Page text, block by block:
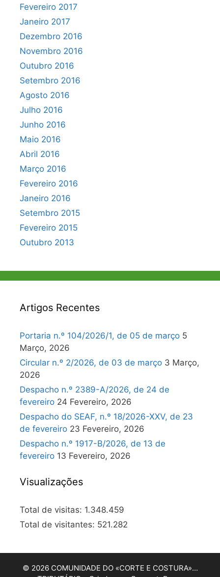
Fevereiro 2017
Janeiro 2017
Dezembro 2016
Novembro 2016
Outubro 2016
Setembro 2016
Agosto 2016
Julho 2016
Junho 2016
Maio 2016
Abril 2016
Março 2016
Fevereiro 2016
Janeiro 2016
Setembro 2015
Fevereiro 2015
Outubro 2013
Artigos Recentes
Portaria n.º 104/2026/1, de 05 de março 5
Março, 2026
Circular n.º 2/2026, de 03 de março 3 Março,
2026
Despacho n.º 2389-A/2026, de 24 de
fevereiro 24 Fevereiro, 2026
Despacho do SEAF, n.º 18/2026-XXV, de 23
de fevereiro 23 Fevereiro, 2026
Despacho n.º 1917-B/2026, de 13 de
fevereiro 13 Fevereiro, 2026
Visualizações
Total de visitas: 1.348.459
Total de visitantes: 521.282
© 2026 COMUNIDADE DO «CORTE E COSTURA»…